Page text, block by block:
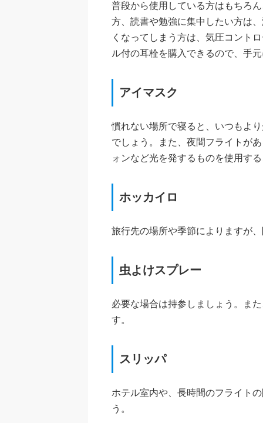
普段から使用している方はもちろ
方、読書や勉強に集中したい方は
くなってしまう方は、気圧コント
ル付の耳栓を購入できるので、手
アイマスク
慣れない場所で寝ると、いつもよ
でしょう。また、夜間フライトが
ォンなど光を発するものを使用す
ホッカイロ
旅行先の場所や季節によりますが
虫よけスプレー
必要な場合は持参しましょう。ま
す。
スリッパ
ホテル室内や、長時間のフライト
う。